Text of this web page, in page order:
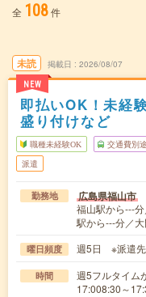
全 108件
未読
NEW
掲載日 2026/08/07
即払いOK！未経
盛り付けなど
職種未経験OK 交通費別
派遣
勤務地 広島県福山市
福山駅から---
駅から---分／
曜日頻度 週5日 ※派遣先
時間
週5フルタイム
17:008:30～